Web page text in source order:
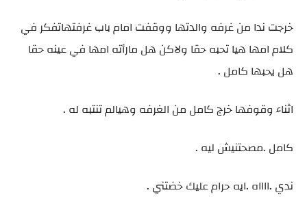
خرجت ندا من غرفه والدتها ووقفت امام باب غرفتهاتفكر في
كلام امها هيا تحبه حقا ولاكن هل مارأته امها في عينه حقا
هل يحبها كامل .
اثناء وقوفها خرج كامل من الغرفه وهيالم تنتبه له .
كامل .مصحتنيش ليه .
ندي .ااااه .ايه حرام عليك خضتني .